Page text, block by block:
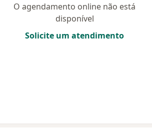
O agendamento online não está
disponível
Solicite um atendimento